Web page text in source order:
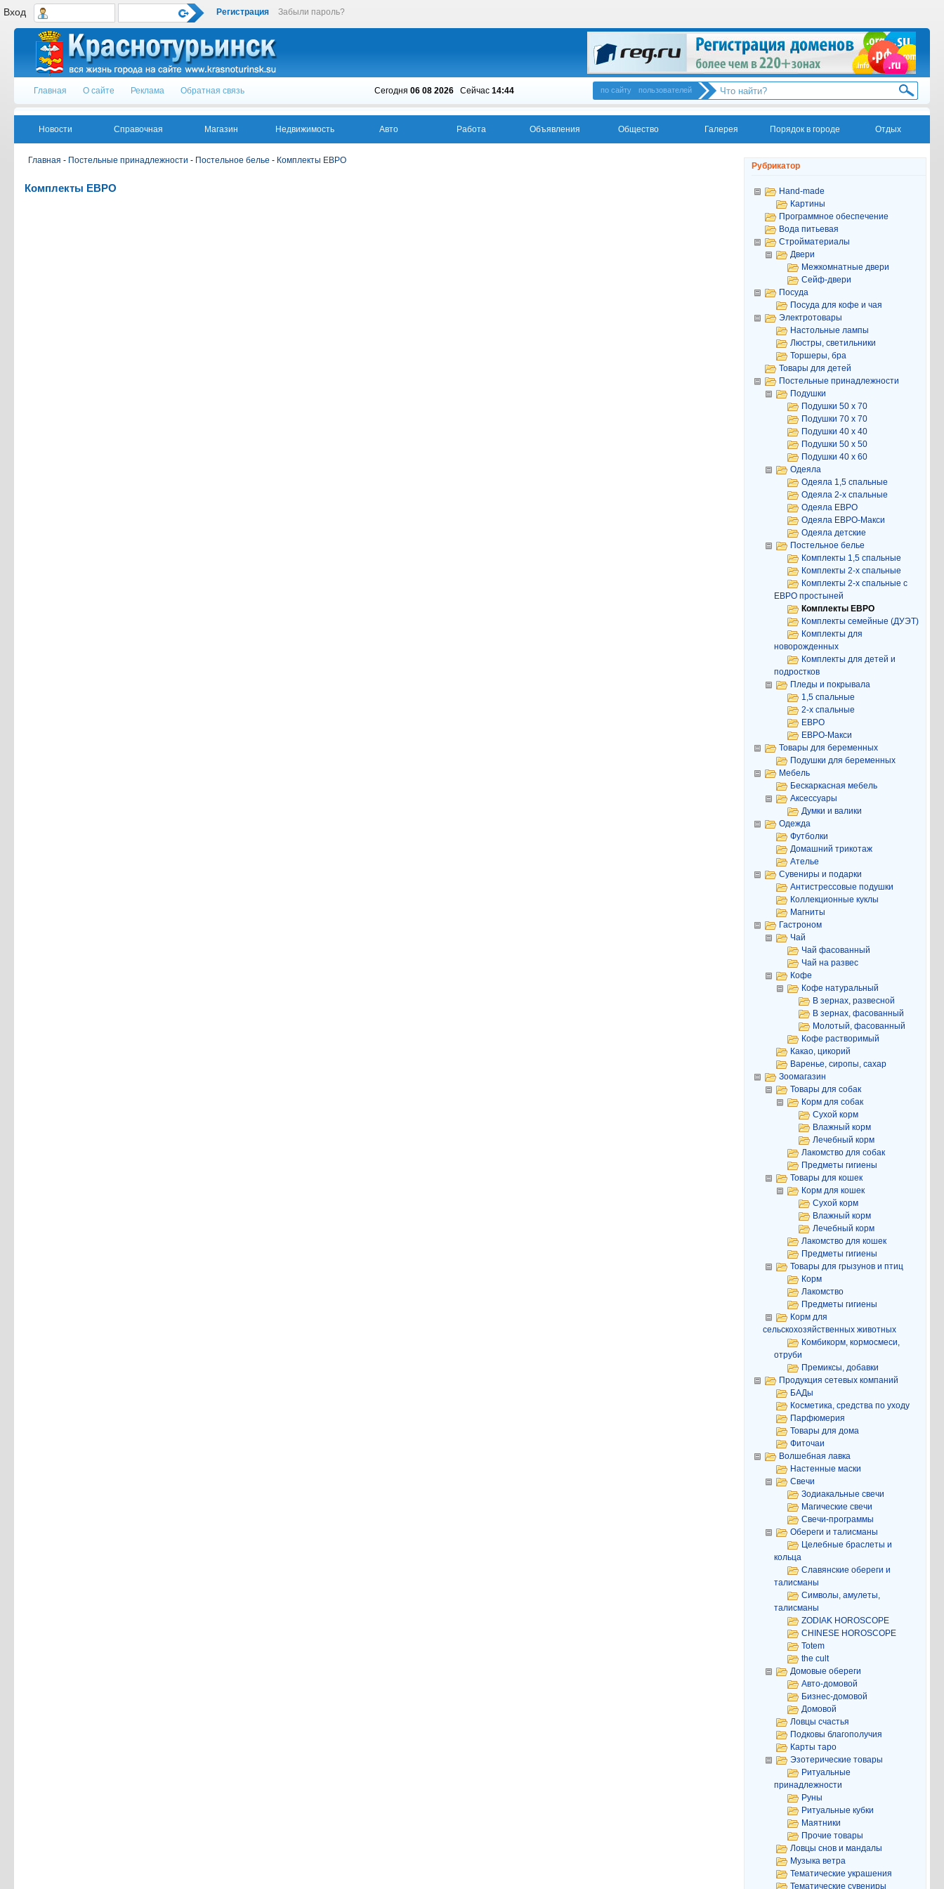
Вход Регистрация Забыли пароль?
Главная О сайте Реклама Обратная связь Сегодня 06 08 2026 Cейчас 14:44 по сайту пользователей
Новости Справочная Магазин Недвижимость Авто Работа Объявления Общество Галерея Порядок в городе Отдых
Главная - Постельные принадлежности - Постельное белье - Комплекты ЕВРО
Комплекты ЕВРО
Рубрикатор
Hand-made
Картины
Программное обеспечение
Вода питьевая
Стройматериалы
Двери
Межкомнатные двери
Сейф-двери
Посуда
Посуда для кофе и чая
Электротовары
Настольные лампы
Люстры, светильники
Торшеры, бра
Товары для детей
Постельные принадлежности
Подушки
Подушки 50 х 70
Подушки 70 х 70
Подушки 40 х 40
Подушки 50 х 50
Подушки 40 х 60
Одеяла
Одеяла 1,5 спальные
Одеяла 2-х спальные
Одеяла ЕВРО
Одеяла ЕВРО-Макси
Одеяла детские
Постельное белье
Комплекты 1,5 спальные
Комплекты 2-х спальные
Комплекты 2-х спальные с
ЕВРО простыней
Комплекты ЕВРО
Комплекты семейные (ДУЭТ)
Комплекты для
новорожденных
Комплекты для детей и
подростков
Пледы и покрывала
1,5 спальные
2-х спальные
ЕВРО
ЕВРО-Макси
Товары для беременных
Подушки для беременных
Мебель
Бескаркасная мебель
Аксессуары
Думки и валики
Одежда
Футболки
Домашний трикотаж
Ателье
Сувениры и подарки
Антистрессовые подушки
Коллекционные куклы
Магниты
Гастроном
Чай
Чай фасованный
Чай на развес
Кофе
Кофе натуральный
В зернах, развесной
В зернах, фасованный
Молотый, фасованный
Кофе растворимый
Какао, цикорий
Варенье, сиропы, сахар
Зоомагазин
Товары для собак
Корм для собак
Сухой корм
Влажный корм
Лечебный корм
Лакомство для собак
Предметы гигиены
Товары для кошек
Корм для кошек
Сухой корм
Влажный корм
Лечебный корм
Лакомство для кошек
Предметы гигиены
Товары для грызунов и птиц
Корм
Лакомство
Предметы гигиены
Корм для
сельскохозяйственных животных
Комбикорм, кормосмеси,
отруби
Премиксы, добавки
Продукция сетевых компаний
БАДы
Косметика, средства по уходу
Парфюмерия
Товары для дома
Фиточаи
Волшебная лавка
Настенные маски
Свечи
Зодиакальные свечи
Магические свечи
Свечи-программы
Обереги и талисманы
Целебные браслеты и
кольца
Славянские обереги и
талисманы
Символы, амулеты,
талисманы
ZODIAK HOROSCOPE
CHINESE HOROSCOPE
Totem
the cult
Домовые обереги
Авто-домовой
Бизнес-домовой
Домовой
Ловцы счастья
Подковы благополучия
Карты таро
Эзотерические товары
Ритуальные
принадлежности
Руны
Ритуальные кубки
Маятники
Прочие товары
Ловцы снов и мандалы
Музыка ветра
Тематические украшения
Тематические сувениры